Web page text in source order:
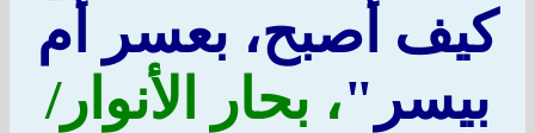
كيف أصبح، بعسر أم
بيسر"، بحار الأنوار/